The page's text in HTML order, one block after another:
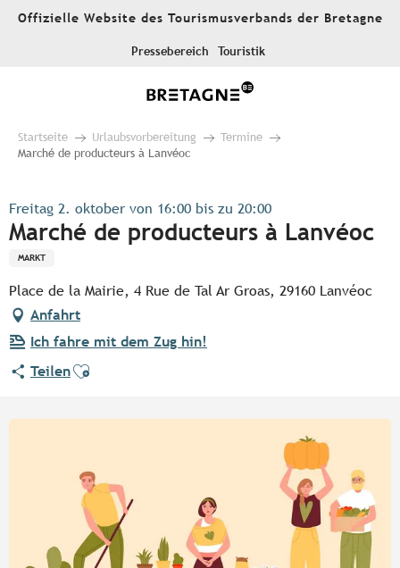
AllerOffizielle Website des Tourismusverbands der Bretagne
Pressebereich Touristik
Startseite Urlaubsvorbereitung
Termine
Marché de producteurs à Lanvéoc
Freitag 2. oktober von 16:00 bis zu 20:00
Marché de producteurs à Lanvéoc
MARKT
Place de la Mairie, 4 Rue de Tal Ar Groas, 29160 Lanvéoc
Anfahrt
Ich fahre mit dem Zug hin!
TeilenAjouter aux favoris